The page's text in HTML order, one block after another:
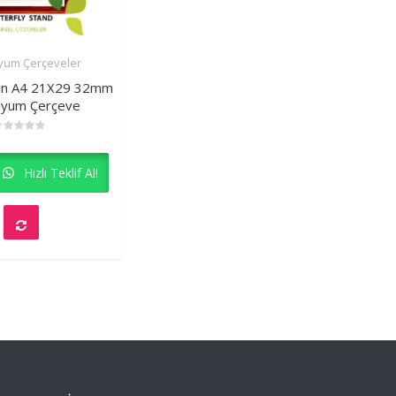
Çerçeveler
A4 21X29 32mm
Çerçeve
Hızlı Teklif Al!